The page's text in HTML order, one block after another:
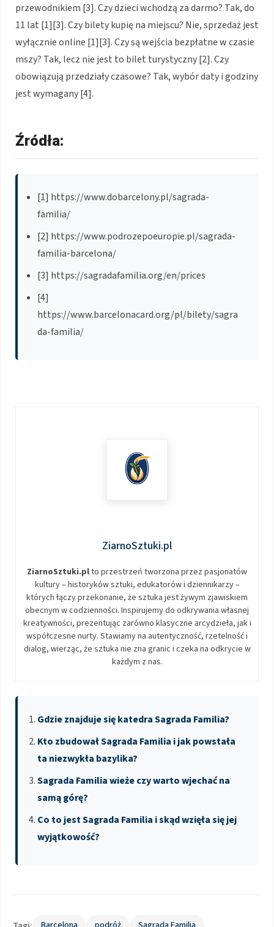
przewodnikiem [3]. Czy dzieci wchodzą za darmo? Tak, do
11 lat [1][3]. Czy bilety kupię na miejscu? Nie, sprzedaż jest
wyłącznie online [1][3]. Czy są wejścia bezpłatne w czasie
mszy? Tak, lecz nie jest to bilet turystyczny [2]. Czy
obowiązują przedziały czasowe? Tak, wybór daty i godziny
jest wymagany [4].
Źródła:
[1] https://www.dobarcelony.pl/sagrada-
familia/
[2] https://www.podrozepoeuropie.pl/sagrada-
familia-barcelona/
[3] https://sagradafamilia.org/en/prices
[4]
https://www.barcelonacard.org/pl/bilety/sagra
da-familia/
ZiarnoSztuki.pl
ZiarnoSztuki.plto przestrzeń tworzona przez pasjonatów
kultury – historyków sztuki, edukatorów i dziennikarzy –
których łączy przekonanie, że sztuka jest żywym zjawiskiem
obecnym w codzienności. Inspirujemy do odkrywania własnej
kreatywności, prezentując zarówno klasyczne arcydzieła, jak i
współczesne nurty. Stawiamy na autentyczność, rzetelność i
dialog, wierząc, że sztuka nie zna granic i czeka na odkrycie w
każdym z nas.
Gdzie znajduje się katedra Sagrada Familia?
Kto zbudował Sagrada Familia i jak powstała
ta niezwykła bazylika?
Sagrada Familia wieże czy warto wjechać na
samą górę?
Co to jest Sagrada Familia i skąd wzięła się jej
wyjątkowość?